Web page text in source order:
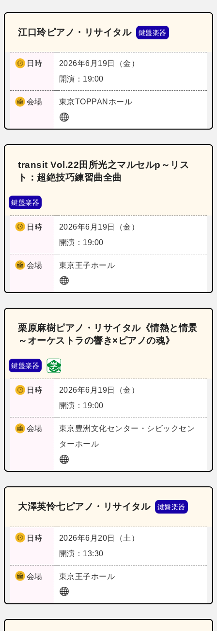
江口玲ピアノ・リサイタル 鍵盤楽器
日時
2026年6月19日（金）
開演：19:00
会場 東京TOPPANホール
transit Vol.22田所光之マルセルp～リス
ト：超絶技巧練習曲全曲
鍵盤楽器
日時
2026年6月19日（金）
開演：19:00
会場 東京王子ホール
栗原麻樹ピアノ・リサイタル《情熱と情景
～オーケストラの響き×ピアノの魂》
鍵盤楽器
日時
2026年6月19日（金）
開演：19:00
会場 東京豊洲文化センター・シビックセン
ターホール
大澤英怜七ピアノ・リサイタル 鍵盤楽器
日時
2026年6月20日（土）
開演：13:30
会場 東京王子ホール